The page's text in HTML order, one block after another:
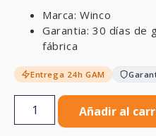
Marca: Winco
Garantia: 30 días de
fábrica
Entrega 24h GAM
Añadir al